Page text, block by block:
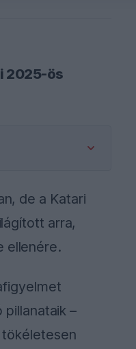
2025-ös
de a Katari
arra,
ellenére.
–
tökéletesen